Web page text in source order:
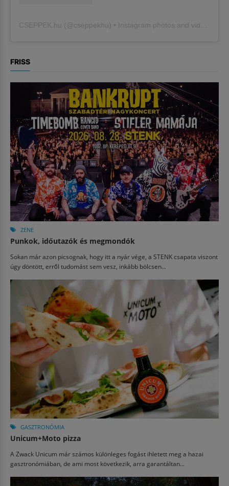
CSEPPEK.hu (@cseppekhu ) • Instagram photos and videos
FRISS
ZENE
Punkok, időutazók és megmondók
Sokan már azon picsognak, hogy itt a nyár vége, a STENK csapata viszont
úgy döntött, erről tudomást sem vesz, inkább bölcsen...
GASZTRONÓMIA
Unicum+Moto pizza
A Zwack Unicum már számos különleges fogást ihletett meg a hazai
gasztronómiában, de ami most következik, arra garantáltan...